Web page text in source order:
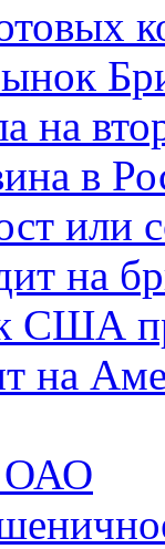
на
в
или
на
США
на
ОАО